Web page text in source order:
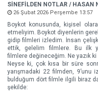
SİNEFİLDEN NOTLAR / HASAN
26 Şubat 2026 Perşembe 13:57
Boykot konusunda, kişisel
etmeliyim. Boykot diyenlerin
gidip filmleri izledim. İnsan
ettik, gelelim filmlere. Bu ilk
filmlere değineceğim. Ne yazık ki
Neyse ki, çok kısa bir süre
yarışmadaki 22 filmden,
bulduğum dört filmle ilgili biraz
şekilde: